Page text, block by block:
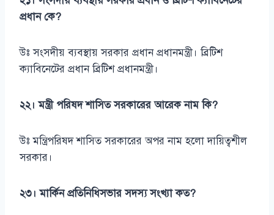
প্রধান কে?
উঃ সংসদীয় ব্যবস্থায় সরকার প্রধান প্রধানমন্ত্রী। ব্রিটিশ
ক্যাবিনেটের প্রধান ব্রিটিশ প্রধানমন্ত্রী।
২২। মন্ত্রী পরিষদ শাসিত সরকারের আরেক নাম কি?
উঃ মন্ত্রিপরিষদ শাসিত সরকারের অপর নাম হলো দায়িত্বশীল
সরকার।
২৩। মার্কিন প্রতিনিধিসভার সদস্য সংখ্যা কত?